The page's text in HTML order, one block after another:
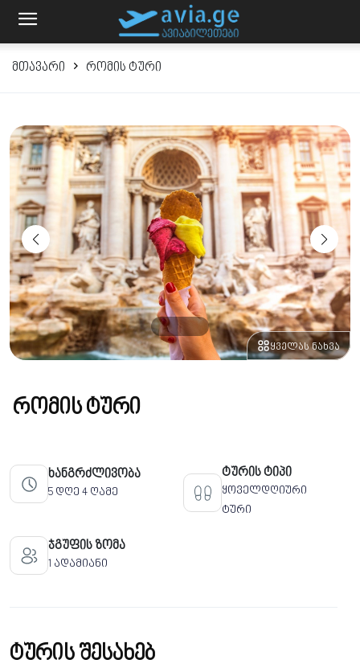
მთავარი რომის ტური
ყველას ნახვა
რომის ტური
ხანგრძლივობა
5 დღე 4 ღამე
ტურის ტიპი
ყოველდღიური
ტური
ჯგუფის ზომა
1 ადამიანი
ტურის შესახებ